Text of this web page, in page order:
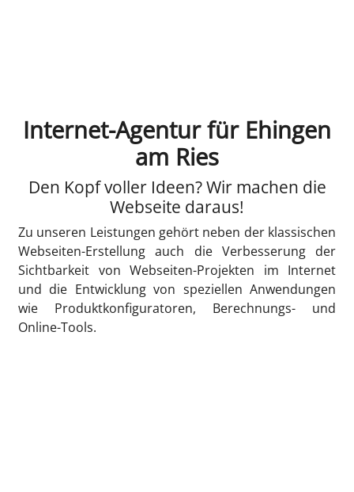
Internet-Agentur für Ehingen
am Ries
Den Kopf voller Ideen? Wir machen die
Webseite daraus!
Zu unseren Leistungen gehört neben der klassischen
Webseiten-Erstellung auch die Verbesserung der
Sichtbarkeit von Webseiten-Projekten im Internet
und die Entwicklung von speziellen Anwendungen
wie Produktkonfiguratoren, Berechnungs- und
Online-Tools.